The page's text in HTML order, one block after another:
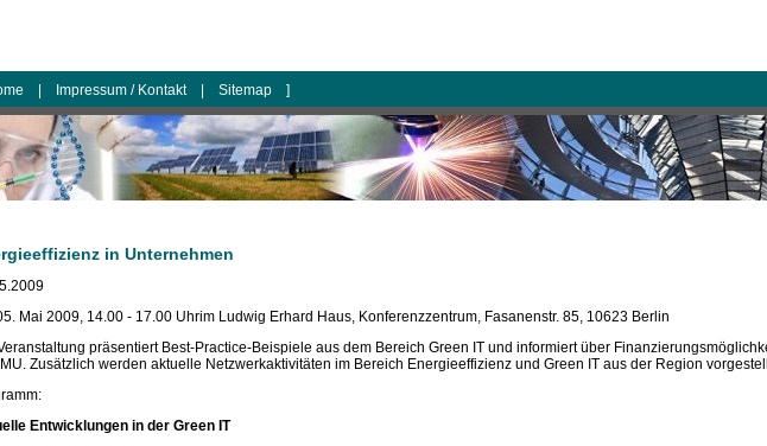
Impressum / Kontakt Sitemap ]
in Unternehmen
Mai 2009, 14.00 - 17.00 Uhrim Ludwig Erhard Haus, Konferenzzentrum, Fasanenstr. 85, 10623 Berlin
präsentiert Best-Practice-Beispiele aus dem Bereich Green IT und informiert über
Zusätzlich werden aktuelle Netzwerkaktivitäten im Bereich Energieeffizienz und Green IT aus der Region
Entwicklungen in der Green IT